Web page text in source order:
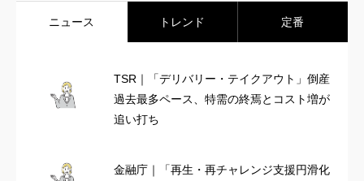
ニュース トレンド 定番
TSR｜「デリバリー・テイクアウト」倒産
過去最多ペース、特需の終焉とコスト増が
追い打ち
金融庁｜「再生・再チャレンジ支援円滑化